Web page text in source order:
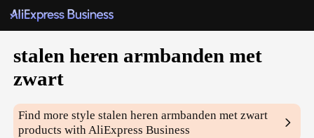
stalen heren armbanden met
zwart
Find more stylestalen heren armbanden met zwart
products with AliExpress Business